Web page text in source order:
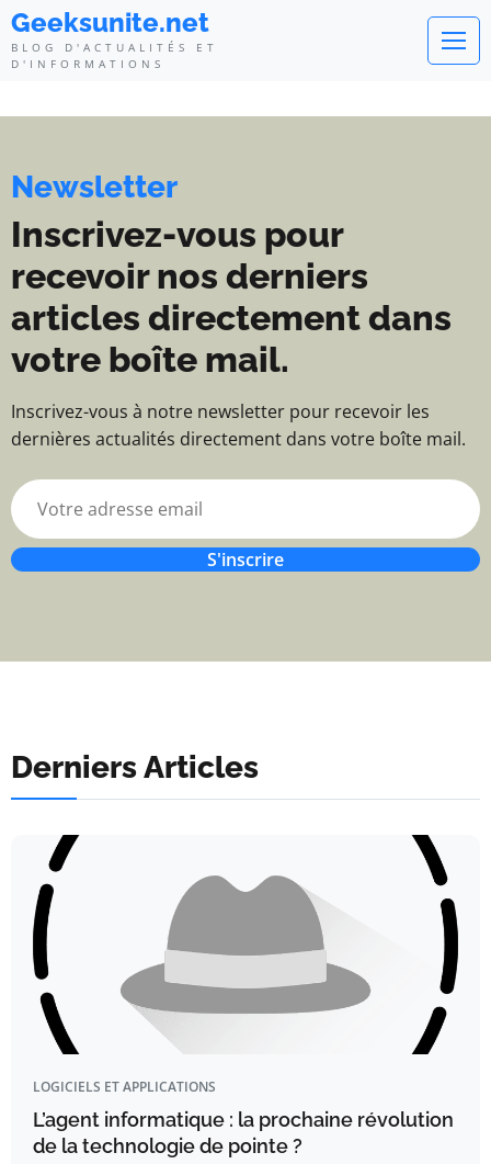
Geeksunite.net - Blog
Geeksunite.net
BLOG D'ACTUALITÉS ET
D'INFORMATIONS
Newsletter
Inscrivez-vous pour
recevoir nos derniers
articles directement dans
votre boîte mail.
Inscrivez-vous à notre newsletter pour recevoir les
dernières actualités directement dans votre boîte mail.
S'inscrire
Derniers Articles
LOGICIELS ET APPLICATIONS
L’agent informatique : la prochaine révolution
de la technologie de pointe ?